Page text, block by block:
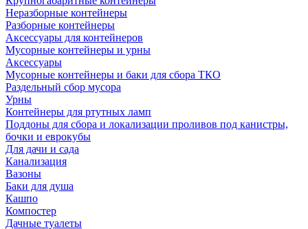
Неразборные контейнеры
Разборные контейнеры
Аксессуары для контейнеров
Мусорные контейнеры и урны
Аксессуары
Мусорные контейнеры и баки для сбора ТКО
Раздельный сбор мусора
Урны
Контейнеры для ртутных ламп
Поддоны для сбора и локализации проливов под канистры,
бочки и еврокубы
Для дачи и сада
Канализация
Вазоны
Баки для душа
Кашпо
Компостер
Дачные туалеты